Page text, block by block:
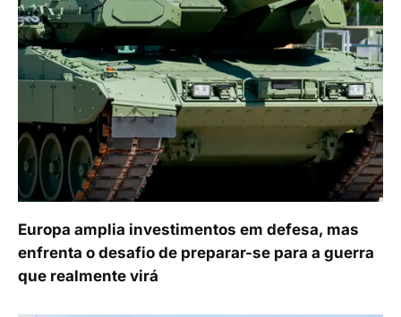
Europa amplia investimentos em defesa, mas
enfrenta o desafio de preparar-se para a guerra
que realmente virá